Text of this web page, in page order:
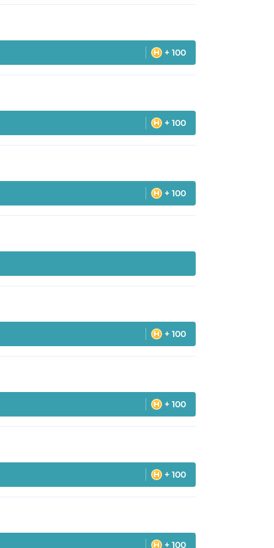
+ 100
+ 100
+ 100
+ 100
+ 100
+ 100
+ 100